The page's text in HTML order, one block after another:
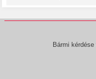
Bármi